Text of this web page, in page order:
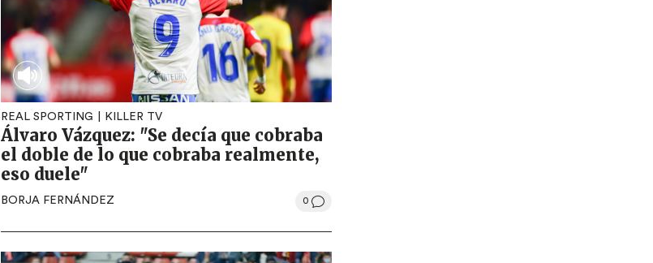
REAL SPORTING KILLER TV
Álvaro Vázquez: "Se decía que cobraba
el doble de lo que cobraba realmente,
eso duele"
BORJA FERNÁNDEZ 0